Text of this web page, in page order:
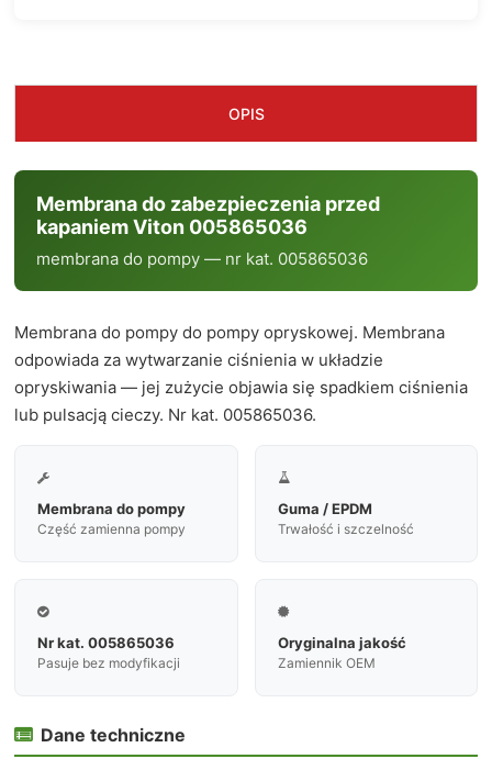
OPIS
Membrana do zabezpieczenia przed
kapaniem Viton 005865036
membrana do pompy — nr kat. 005865036
Membrana do pompy do pompy opryskowej. Membrana
odpowiada za wytwarzanie ciśnienia w układzie
opryskiwania — jej zużycie objawia się spadkiem ciśnienia
lub pulsacją cieczy. Nr kat. 005865036.

Membrana do pompy
Część zamienna pompy

Guma / EPDM
Trwałość i szczelność

Nr kat. 005865036
Pasuje bez modyfikacji

Oryginalna jakość
Zamiennik OEM
 Dane techniczne